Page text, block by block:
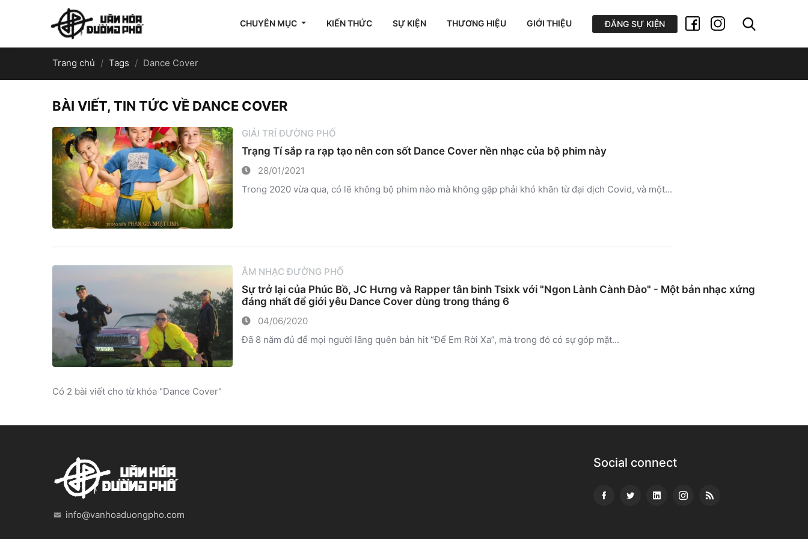
CHUYÊN MỤC KIẾN THỨC SỰ KIỆN THƯƠNG HIỆU GIỚI THIỆU ĐĂNG SỰ KIỆN
Trang chủ Tags Dance Cover
BÀI VIẾT, TIN TỨC VỀ DANCE COVER
GIẢI TRÍ ĐƯỜNG PHỐ
Trạng Tí sắp ra rạp tạo nên cơn sốt Dance Cover nền nhạc của bộ phim này
28/01/2021
Trong 2020 vừa qua, có lẽ không bộ phim nào mà không gặp phải khó khăn từ đại dịch Covid, và một...
ÂM NHẠC ĐƯỜNG PHỐ
Sự trở lại của Phúc Bồ, JC Hưng và Rapper tân binh Tsixk với "Ngon Lành Cành Đào" - Một bản nhạc xứng
đáng nhất để giới yêu Dance Cover dùng trong tháng 6
04/06/2020
Đã 8 năm đủ để mọi người lãng quên bản hit “Để Em Rời Xa”, mà trong đó có sự góp mặt...
Có 2 bài viết cho từ khóa "Dance Cover"
info@vanhoaduongpho.com
Social connect